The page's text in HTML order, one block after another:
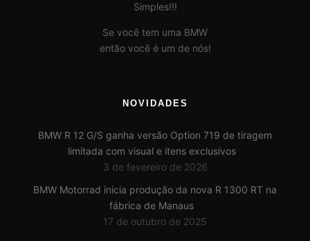
Simples!!!
Se você tem uma BMW
então você é um de nós!
NOVIDADES
BMW R 12 G/S ganha versão Option 719 de tiragem
limitada com visual e itens exclusivos
3 de fevereiro de 2026
BMW Motorrad inicia produção da nova R 1300 RT na
fábrica de Manaus
17 de outubro de 2025